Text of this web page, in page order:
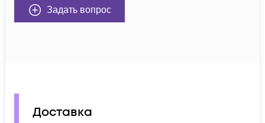
Задать вопрос
Доставка